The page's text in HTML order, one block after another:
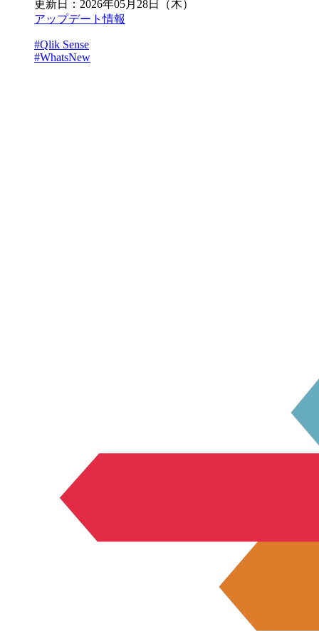
更新日： 2026年05月28日（木）
アップデート情報
#Qlik Sense
#WhatsNew